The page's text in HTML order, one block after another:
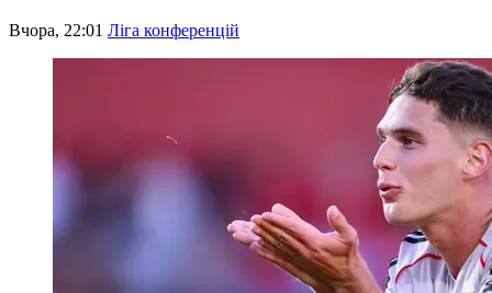
Вчора, 22:01 Ліга конференцій